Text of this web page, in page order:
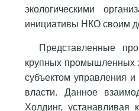
экологическими
инициативы НКО своим
Представленные
крупных промышленных
субъектом управления
власти. Данное
Холдинг,